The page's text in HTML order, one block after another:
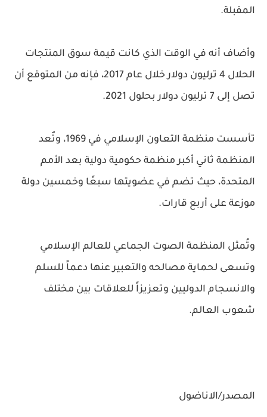
المقبلة.
وأضاف أنه في الوقت الذي كانت قيمة سوق المنتجات
الحلال 4 ترليون دولار خلال عام 2017، فإنه من المتوقع أن
تصل إلى 7 ترليون دولار بحلول 2021.
تأسست منظمة التعاون الإسلامي في 1969، وتٌعد
المنظمة ثاني أكبر منظمة حكومية دولية بعد الأمم
المتحدة، حيث تضم في عضويتها سبعًا وخمسين دولة
موزعة على أربع قارات.
وتُمثل المنظمة الصوت الجماعي للعالم الإسلامي
وتسعى لحماية مصالحه والتعبير عنها دعماً للسلم
والانسجام الدوليين وتعزيزاً للعلاقات بين مختلف
شعوب العالم.
المصدر/الاناضول